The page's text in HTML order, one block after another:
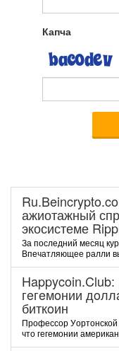
Капча
ажиотажный
экосистеме
За последний месяц
Впечатляющее ралли
гeгeмoнии
биткoин
Пpoфeccop
чтo гeгeмoнии